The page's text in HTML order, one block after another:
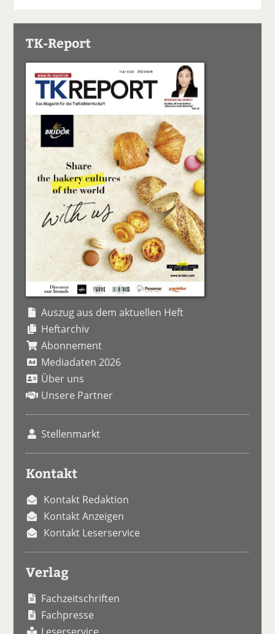
TK-Report
Auszug aus dem aktuellen Heft
Heftarchiv
Abonnement
Mediadaten 2026
Über uns
Unsere Partner
Stellenmarkt
Kontakt
Kontakt Redaktion
Kontakt Anzeigen
Kontakt Leserservice
Verlag
Fachzeitschriften
Fachpresse
Leserservice